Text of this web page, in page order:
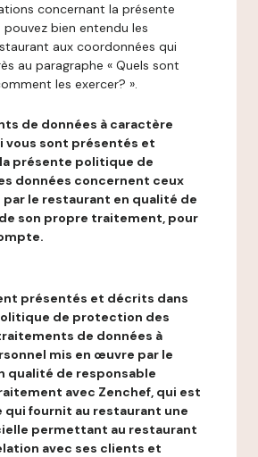
concernant la présente
bien entendu les
aux coordonnées qui
au paragraphe « Quels sont
les exercer? ».
de données à caractère
vous sont présentés et
présente politique de
données concernent ceux
le restaurant en qualité de
son propre traitement, pour
présentés et décrits dans
de protection des
de données à
mis en œuvre par le
qualité de responsable
avec Zenchef, qui est
qui fournit au restaurant une
permettant au restaurant
avec ses clients et